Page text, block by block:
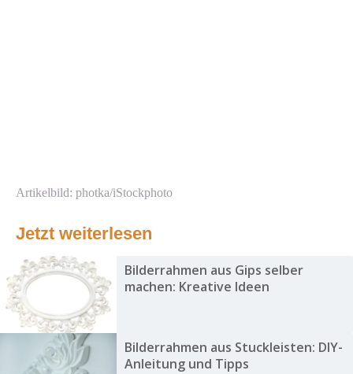
Artikelbild: photka/iStockphoto
Jetzt weiterlesen
Bilderrahmen aus Gips selber
machen: Kreative Ideen
Bilderrahmen aus Stuckleisten: DIY-
Anleitung und Tipps